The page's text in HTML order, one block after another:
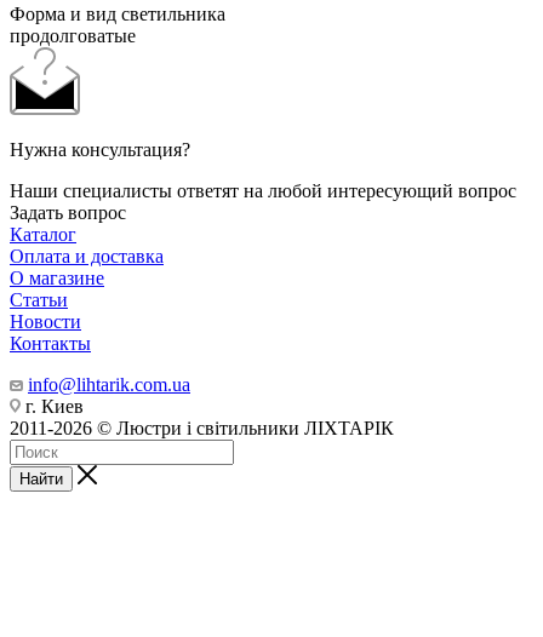
Форма и вид светильника
продолговатые
Нужна консультация?
Наши специалисты ответят на любой интересующий вопрос
Задать вопрос
Каталог
Оплата и доставка
О магазине
Статьи
Новости
Контакты
info@lihtarik.com.ua
г. Киев
2011-2026 © Люстри і світильники ЛІХТАРІК
Найти